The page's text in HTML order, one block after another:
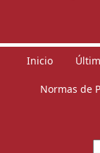
Inicio
Normas de